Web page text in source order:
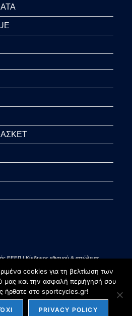
ΕΕΕΠ | Κίνδυνος εθισμού & απώλειας
cookies για τη βελτίωση των
μας και την ασφαλή περιήγησή σου
ήρθατε στο sportcycles.gr!
ΌΧΙ PRIVACY POLICY